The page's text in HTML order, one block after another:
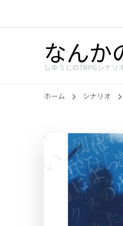
なんか
しゆうじのTRPGシナリ
ホーム シナリオ